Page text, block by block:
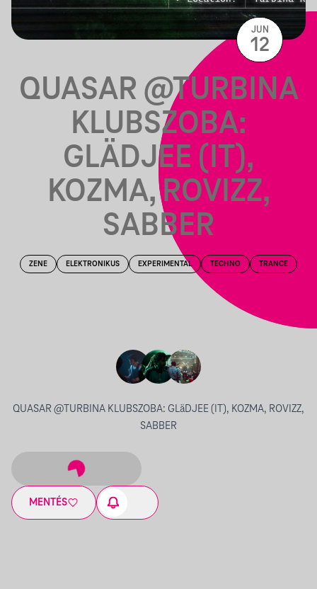
QUASAR @TURBINA
KLUBSZOBA:
GLÄDJEE (IT),
KOZMA, ROVIZZ,
SABBER
ZENE ELEKTRONIKUS EXPERIMENTAL TECHNO TRANCE
QUASAR @TURBINA KLUBSZOBA: GLäDJEE (IT), KOZMA, ROVIZZ,
SABBER
MENTÉS
JUN
12